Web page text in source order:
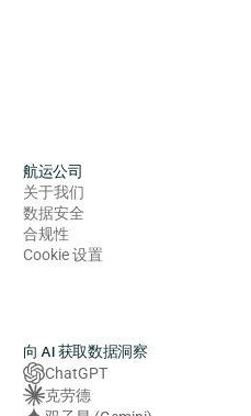
航运公司
关于我们
数据安全
合规性
Cookie 设置
向 AI 获取数据洞察
ChatGPT
克劳德